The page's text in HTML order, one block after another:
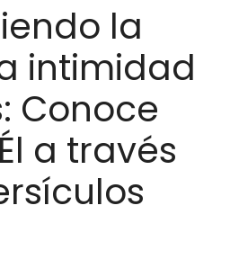
la
intimidad
Conoce
a través